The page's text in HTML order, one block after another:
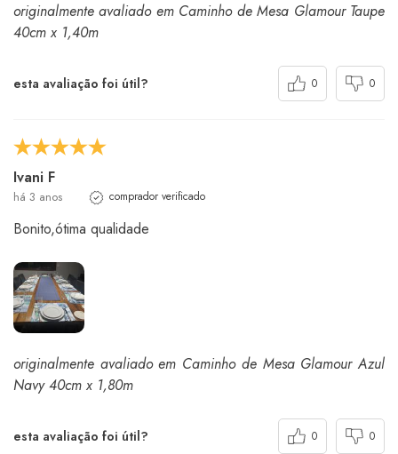
originalmente avaliado em Caminho de Mesa Glamour Taupe
40cm x 1,40m
esta avaliação foi útil? 0 0
Ivani F
há 3 anos comprador verificado
Bonito,ótima qualidade
originalmente avaliado em Caminho de Mesa Glamour Azul
Navy 40cm x 1,80m
esta avaliação foi útil? 0 0